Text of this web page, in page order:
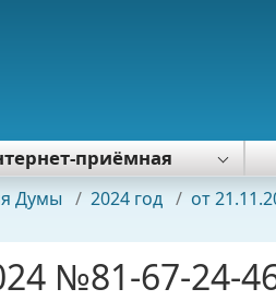
приёмная
обработки персональных
Думы / 2024 год / от
№81-67-24-